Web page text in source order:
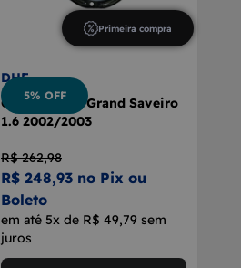
Primeira compra
DHF
Cárter Motor Grand Saveiro
1.6 2002/2003
R$ 262,98
R$ 248,93 no Pix ou
Boleto
em até 5x de R$ 49,79 sem
juros
5% OFF